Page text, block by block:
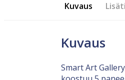
Kuvaus
Kuvaus
Smart Art